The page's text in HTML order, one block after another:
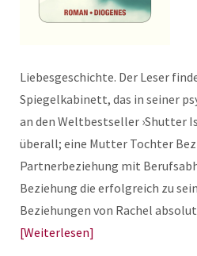
Liebesgeschichte. Der Leser
Spiegelkabinett, das in seiner
an den Weltbestseller ›Shutter
überall; eine Mutter Tochter
Partnerbeziehung mit
Beziehung die erfolgreich zu
Beziehungen von Rachel
Weiterlesen